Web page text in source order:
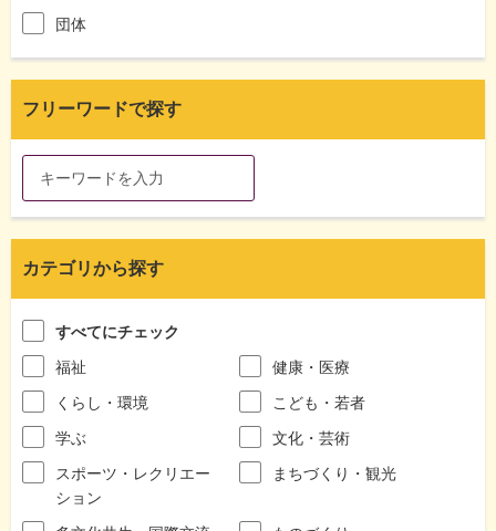
団体
フリーワードで探す
カテゴリから探す
すべてにチェック
福祉
健康・医療
くらし・環境
こども・若者
学ぶ
文化・芸術
スポーツ・レクリエー
ション
まちづくり・観光